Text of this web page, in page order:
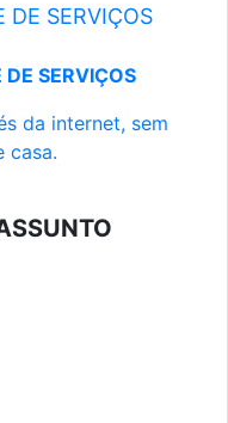
DE SERVIÇOS
SERVIÇOS
da internet, sem
casa.